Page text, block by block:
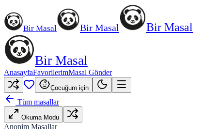
Bir Masal Bir Masal Bir Masal
Bir Masal
AnasayfaFavorilerimMasal Gönder
Çocuğum için
Tüm masallar
Okuma Modu
Anonim Masallar